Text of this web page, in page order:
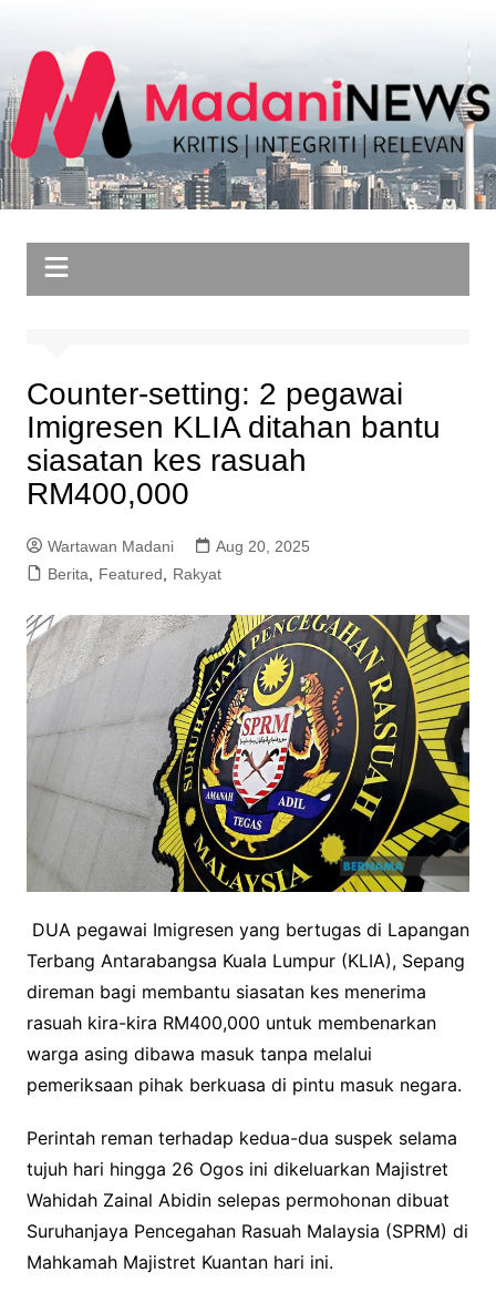
content
Counter-setting: 2 pegawai
Imigresen KLIA ditahan bantu
siasatan kes rasuah
RM400,000
Wartawan Madani
Aug 20, 2025
Berita, Featured, Rakyat
DUA pegawai Imigresen yang bertugas di Lapangan
Terbang Antarabangsa Kuala Lumpur (KLIA), Sepang
direman bagi membantu siasatan kes menerima
rasuah kira-kira RM400,000 untuk membenarkan
warga asing dibawa masuk tanpa melalui
pemeriksaan pihak berkuasa di pintu masuk negara.
Perintah reman terhadap kedua-dua suspek selama
tujuh hari hingga 26 Ogos ini dikeluarkan Majistret
Wahidah Zainal Abidin selepas permohonan dibuat
Suruhanjaya Pencegahan Rasuah Malaysia (SPRM) di
Mahkamah Majistret Kuantan hari ini.